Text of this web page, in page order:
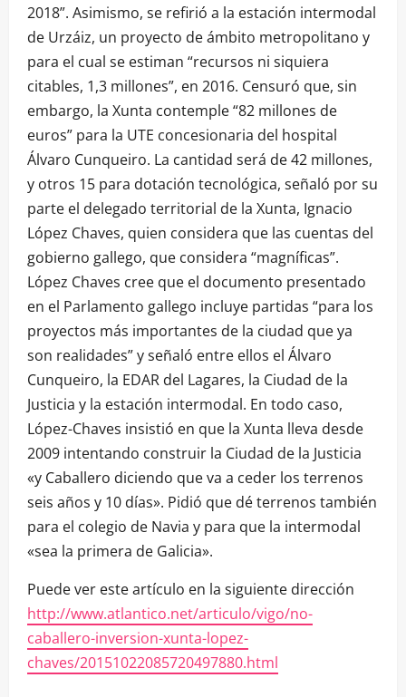
2018”. Asimismo, se refirió a la estación intermodal
de Urzáiz, un proyecto de ámbito metropolitano y
para el cual se estiman “recursos ni siquiera
citables, 1,3 millones”, en 2016. Censuró que, sin
embargo, la Xunta contemple “82 millones de
euros” para la UTE concesionaria del hospital
Álvaro Cunqueiro. La cantidad será de 42 millones,
y otros 15 para dotación tecnológica, señaló por su
parte el delegado territorial de la Xunta, Ignacio
López Chaves, quien considera que las cuentas del
gobierno gallego, que considera “magníficas”.
López Chaves cree que el documento presentado
en el Parlamento gallego incluye partidas “para los
proyectos más importantes de la ciudad que ya
son realidades” y señaló entre ellos el Álvaro
Cunqueiro, la EDAR del Lagares, la Ciudad de la
Justicia y la estación intermodal. En todo caso,
López-Chaves insistió en que la Xunta lleva desde
2009 intentando construir la Ciudad de la Justicia
«y Caballero diciendo que va a ceder los terrenos
seis años y 10 días». Pidió que dé terrenos también
para el colegio de Navia y para que la intermodal
«sea la primera de Galicia».
Puede ver este artículo en la siguiente dirección
http://www.atlantico.net/articulo/vigo/no-
caballero-inversion-xunta-lopez-
chaves/20151022085720497880.html